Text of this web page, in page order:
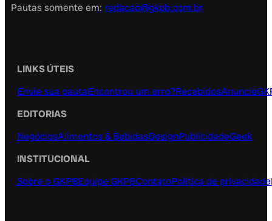
Pautas somente em: redacao@gkpb.com.br
LINKS ÚTEIS
Envie sua pautaEncontrou um erro?RecebidosAnuncie
EDITORIAS
NegóciosAlimentos & BebidasDesignPublicidadeGeek
INSTITUCIONAL
Sobre o GKPBEquipe GKPBContatoPolítica de privacidade